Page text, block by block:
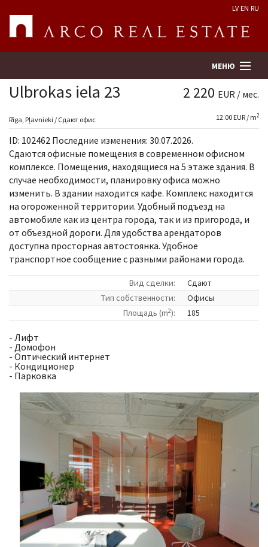
LV EN RU
МЕНЮ
Поиск
Оценка недвижимости
Предприятие
Услуги
Kонтакты
Ulbrokas iela 23 2 220 EUR / мес.
Rīga, Pļavnieki / Сдают офис 12.00 EUR / m2
ID: 102462 Последние изменения: 30.07.2026.
Сдаются офисные помещения в современном офисном
комплексе. Помещения, находящиеся на 5 этаже здания. В
случае необходимости, планировку офиса можно
изменить. В здании находится кафе. Комплекс находится
на огороженной территории. Удобный подъезд на
автомобиле как из центра города, так и из пригорода, и
от объездной дороги. Для удобства арендаторов
доступна просторная автостоянка. Удобное
транспортное сообщение с разными районами города.
Вид сделки:
Сдают
Tип собственности:
Офисы
Площадь (m2): 185
- Лифт
- Домофон
- Оптический интернет
- Кондиционер
- Парковка